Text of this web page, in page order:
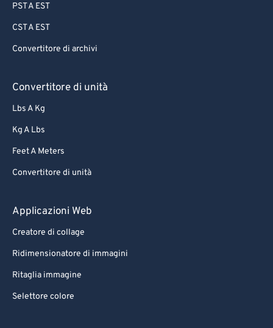
PST A EST
CST A EST
Convertitore di archivi
Convertitore di unità
Lbs A Kg
Kg A Lbs
Feet A Meters
Convertitore di unità
Applicazioni Web
Creatore di collage
Ridimensionatore di immagini
Ritaglia immagine
Selettore colore